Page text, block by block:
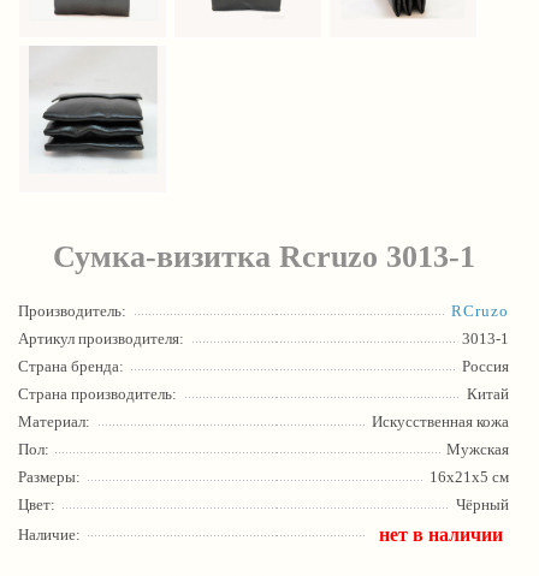
Сумка-визитка Rcruzo 3013-1
Производитель:
RCruzo
Артикул производителя:
3013-1
Страна бренда:
Россия
Страна производитель:
Китай
Материал:
Искусственная кожа
Пол:
Мужская
Размеры:
16х21х5 см
Цвет:
Чёрный
Наличие:
нет в наличии